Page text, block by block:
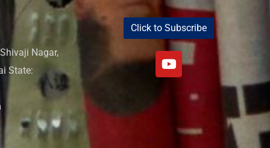
Nagar,
State:
Click to Subscribe